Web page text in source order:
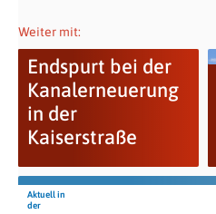
Weiter mit:
Endspurt bei der
Kanalerneuerung
in der
Kaiserstraße
Aktuell in
der